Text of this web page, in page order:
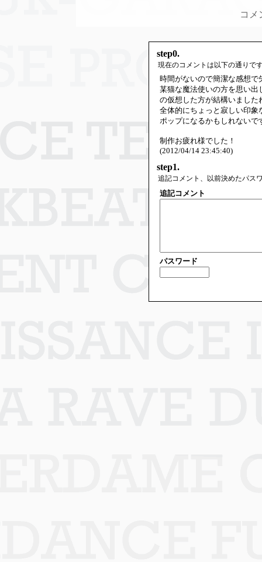
コメ
step0.
現在のコメントは以下の通りで
時間がないので簡潔な感想で
某猫な魔法使いの方を思い
の仮想した方が結構いまし
全体的にちょっと寂しい印
ポップになるかもしれないで
制作お疲れ様でした！
(2012/04/14 23:45:40)
step1.
追記コメント、以前決めたパス
追記コメント
パスワード